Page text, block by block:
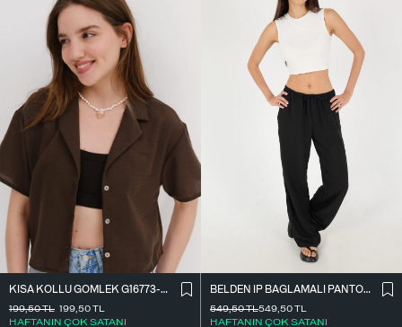
KISA KOLLU GÖMLEK G16773-Z8
199,50TL
HAFTANIN ÇOK SATANI
199,50TL
BELDEN İ̇P BAĞLAMALI PANTOLON PN16372-İ6
549,50TL
HAFTANIN ÇOK SATANI
549,50TL